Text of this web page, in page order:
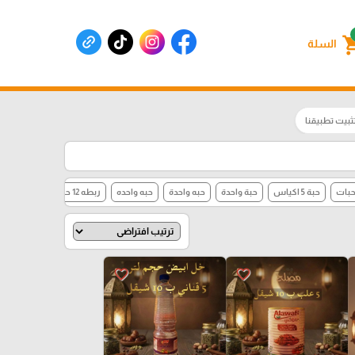
السلة
تطبيقنا
حبة 5 اكياس حبة واحدة حبه واحدة حبه واحده ربطه 12 حبة
favorite_border
favorite_border